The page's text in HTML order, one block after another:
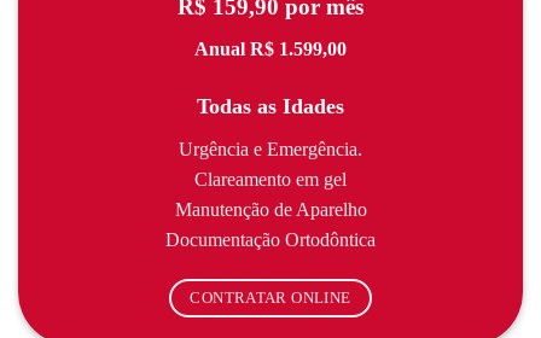
R$ 159,90 por mês
Anual R$ 1.599,00
Todas as Idades
Urgência e Emergência.
Clareamento em gel
Manutenção de Aparelho
Documentação Ortodôntica
CONTRATAR ONLINE